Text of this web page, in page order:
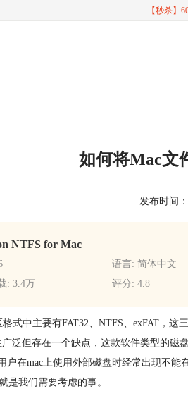
【秒杀】
如何将Mac文
发布时间
NTFS for Mac
语言: 简体中文
: 3.4万
评分: 4.8
式中主要有FAT32、NTFS、exFAT，这
泛但存在一个缺点，这款软件类型的磁
户在mac上使用外部磁盘时经常出现不
是我们需要考虑的事。